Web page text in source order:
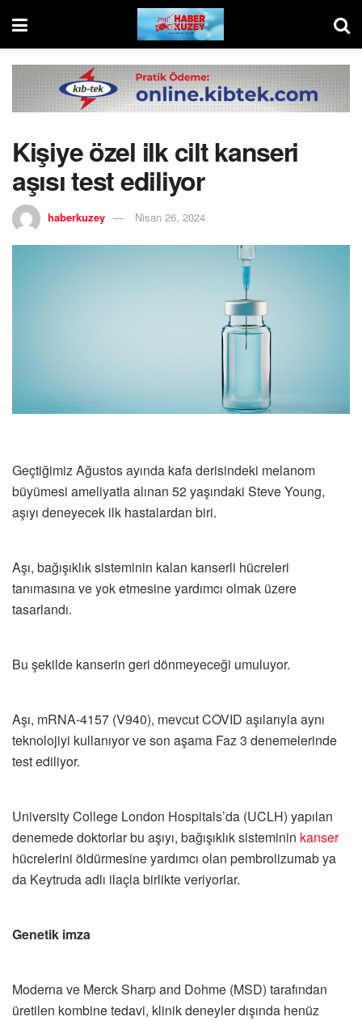
Kişiye özel ilk cilt kanseri
aşısı test ediliyor
haberkuzey Nisan 26, 2024
Geçtiğimiz Ağustos ayında kafa derisindeki melanom
büyümesi ameliyatla alınan 52 yaşındaki Steve Young,
aşıyı deneyecek ilk hastalardan biri.
Aşı, bağışıklık sisteminin kalan kanserli hücreleri
tanımasına ve yok etmesine yardımcı olmak üzere
tasarlandı.
Bu şekilde kanserin geri dönmeyeceği umuluyor.
Aşı, mRNA-4157 (V940), mevcut COVID aşılarıyla aynı
teknolojiyi kullanıyor ve son aşama Faz 3 denemelerinde
test ediliyor.
University College London Hospitals’da (UCLH) yapılan
denemede doktorlar bu aşıyı, bağışıklık sisteminin kanser
hücrelerini öldürmesine yardımcı olan pembrolizumab ya
da Keytruda adlı ilaçla birlikte veriyorlar.
Genetik imza
Moderna ve Merck Sharp and Dohme (MSD) tarafından
üretilen kombine tedavi, klinik deneyler dışında henüz